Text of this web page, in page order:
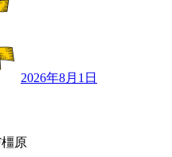
2026年8月1日
原